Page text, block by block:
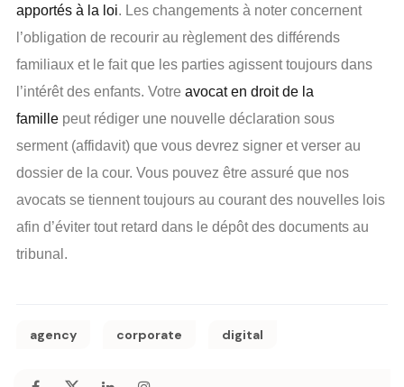
apportés à la loi. Les changements à noter concernent
l’obligation de recourir au règlement des différends
familiaux et le fait que les parties agissent toujours dans
l’intérêt des enfants. Votre avocat en droit de la
famille peut rédiger une nouvelle déclaration sous
serment (affidavit) que vous devrez signer et verser au
dossier de la cour. Vous pouvez être assuré que nos
avocats se tiennent toujours au courant des nouvelles lois
afin d’éviter tout retard dans le dépôt des documents au
tribunal.
agency corporate digital